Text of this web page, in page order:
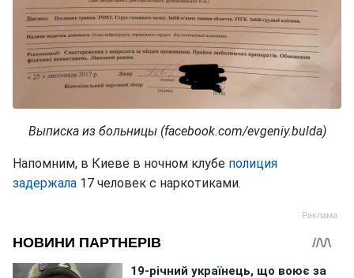
Выписка из больницы (facebook.com/evgeniy.bulda)
Напомним, в Киеве в ночном клубе полиция
задержала 17 человек с наркотиками.